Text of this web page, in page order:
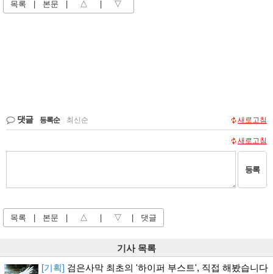
목록 본문 △ ▽
댓글 등록순 최신순 새로고침
새로고침
등록
목록 본문 △ ▽ 댓글
기사 목록
[기획] 검은사막 최초의 '하이퍼 부스트', 직접 해봤습니다